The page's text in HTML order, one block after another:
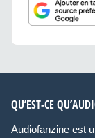
QU’EST-CE
Audiofanzine est